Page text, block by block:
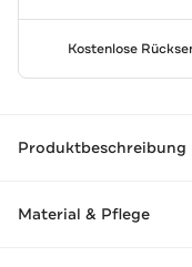
Kostenlose
Produktbeschreibung
Material & Pflege